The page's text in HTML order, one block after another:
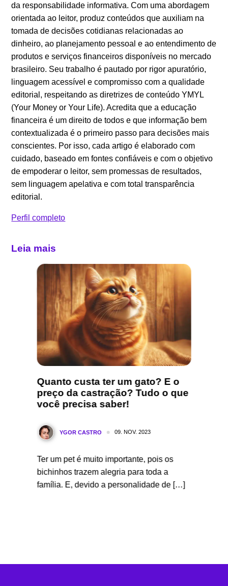
da responsabilidade informativa. Com uma abordagem
orientada ao leitor, produz conteúdos que auxiliam na
tomada de decisões cotidianas relacionadas ao
dinheiro, ao planejamento pessoal e ao entendimento de
produtos e serviços financeiros disponíveis no mercado
brasileiro. Seu trabalho é pautado por rigor apuratório,
linguagem acessível e compromisso com a qualidade
editorial, respeitando as diretrizes de conteúdo YMYL
(Your Money or Your Life). Acredita que a educação
financeira é um direito de todos e que informação bem
contextualizada é o primeiro passo para decisões mais
conscientes. Por isso, cada artigo é elaborado com
cuidado, baseado em fontes confiáveis e com o objetivo
de empoderar o leitor, sem promessas de resultados,
sem linguagem apelativa e com total transparência
editorial.
Perfil completo
Leia mais
Quanto custa ter um gato? E o
preço da castração? Tudo o que
você precisa saber!
YGOR CASTRO 09. NOV. 2023
Ter um pet é muito importante, pois os
bichinhos trazem alegria para toda a
família. E, devido a personalidade de […]